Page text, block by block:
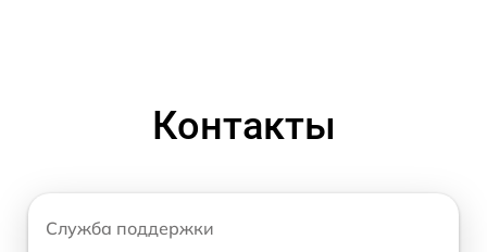
Контакты
Служба поддержки